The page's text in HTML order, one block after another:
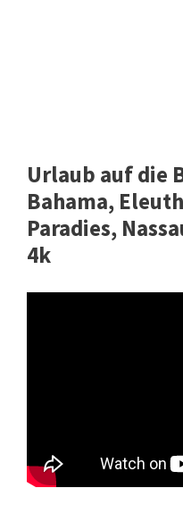
Urlaub auf die
Bahama,
Paradies,
4k